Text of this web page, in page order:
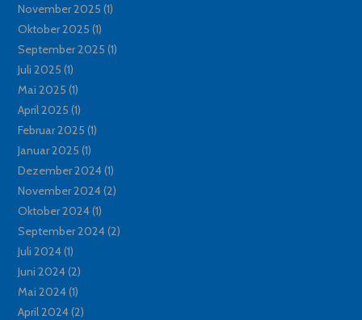
November 2025 (1)
Oktober 2025 (1)
September 2025 (1)
Juli 2025 (1)
Mai 2025 (1)
April 2025 (1)
Februar 2025 (1)
Januar 2025 (1)
Dezember 2024(1)
November 2024(2)
Oktober 2024(1)
September 2024(2)
Juli 2024(1)
Juni 2024(2)
Mai 2024(1)
April 2024(2)